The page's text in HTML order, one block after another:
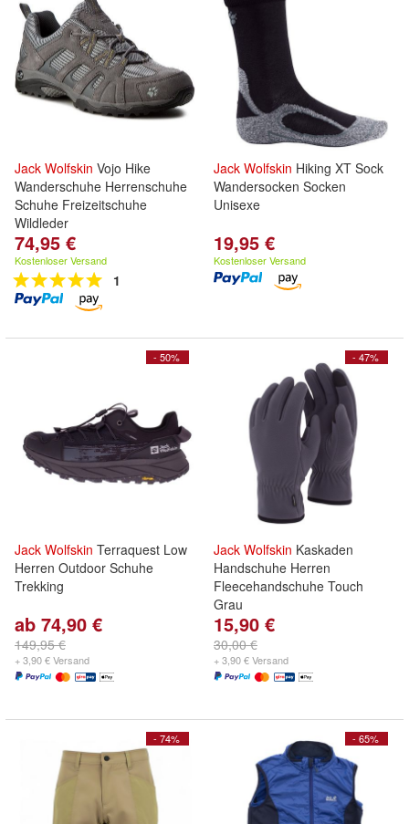
Jack Wolfskin Vojo Hike
Wanderschuhe Herrenschuhe
Schuhe Freizeitschuhe
Wildleder
74,95 €
Kostenloser Versand
1
Jack Wolfskin Hiking XT Sock
Wandersocken Socken
Unisexe
19,95 €
Kostenloser Versand
- 50%
Jack Wolfskin Terraquest Low
Herren Outdoor Schuhe
Trekking
ab 74,90 €
149,95 €
+ 3,90 € Versand
- 47%
Jack Wolfskin Kaskaden
Handschuhe Herren
Fleecehandschuhe Touch
Grau
15,90 €
30,00 €
+ 3,90 € Versand
- 74% - 65%